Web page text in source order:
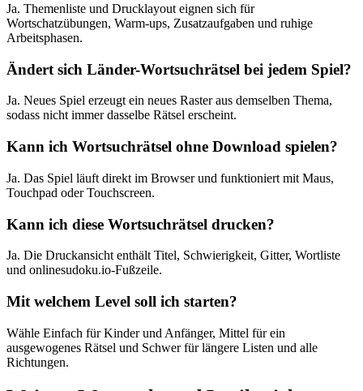
Ja. Themenliste und Drucklayout eignen sich für
Wortschatzübungen, Warm-ups, Zusatzaufgaben und ruhige
Arbeitsphasen.
Ändert sich Länder-Wortsuchrätsel bei jedem Spiel?
Ja. Neues Spiel erzeugt ein neues Raster aus demselben Thema,
sodass nicht immer dasselbe Rätsel erscheint.
Kann ich Wortsuchrätsel ohne Download spielen?
Ja. Das Spiel läuft direkt im Browser und funktioniert mit Maus,
Touchpad oder Touchscreen.
Kann ich diese Wortsuchrätsel drucken?
Ja. Die Druckansicht enthält Titel, Schwierigkeit, Gitter, Wortliste
und onlinesudoku.io-Fußzeile.
Mit welchem Level soll ich starten?
Wähle Einfach für Kinder und Anfänger, Mittel für ein
ausgewogenes Rätsel und Schwer für längere Listen und alle
Richtungen.